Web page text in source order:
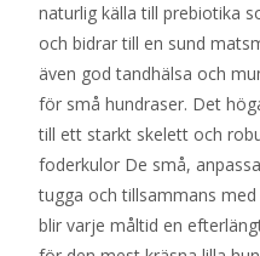
naturlig källa till prebiotika
och bidrar till en sund
även god tandhälsa och
för små hundraser. Det
till ett starkt skelett och
foderkulor De små,
tugga och tillsammans
blir varje måltid en